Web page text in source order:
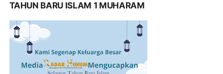
TAHUN BARU ISLAM 1 MUHARAM